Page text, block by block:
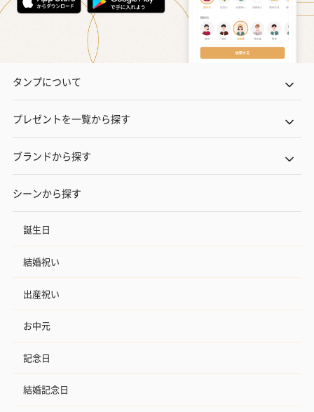
タンプについて
プレゼントを一覧から探す
ブランドから探す
シーンから探す
誕生日
結婚祝い
出産祝い
お中元
記念日
結婚記念日